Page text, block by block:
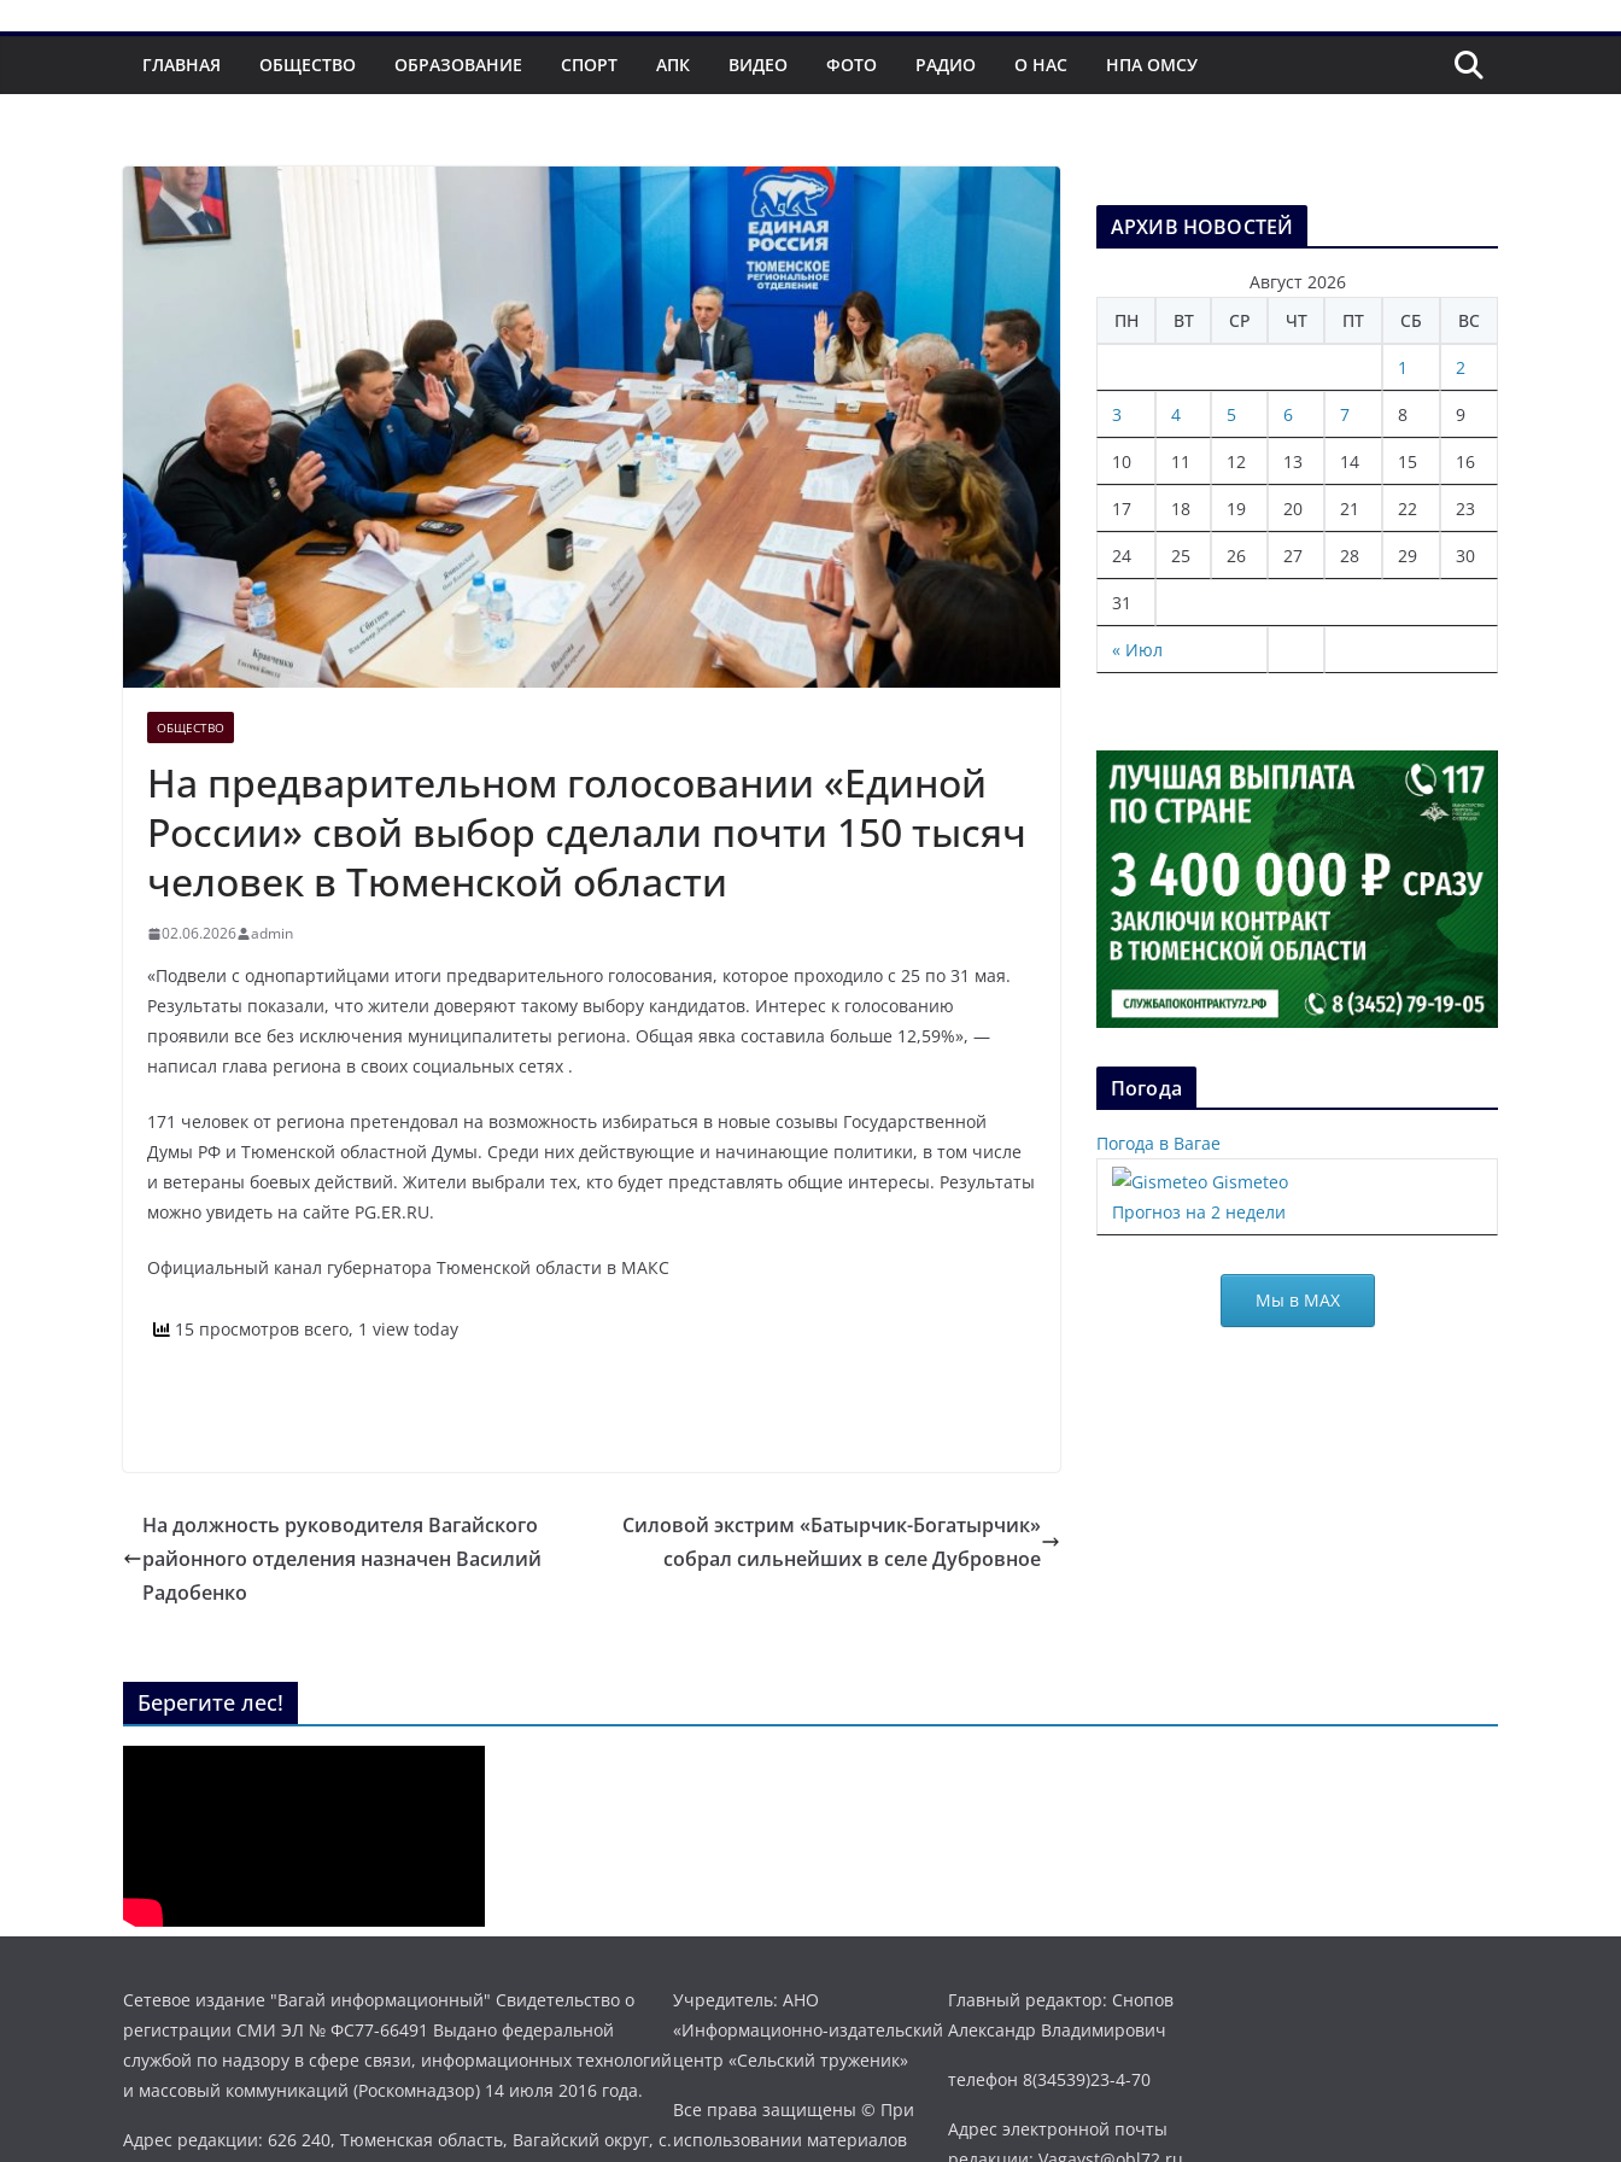
ГЛАВНАЯ ОБЩЕСТВО ОБРАЗОВАНИЕ СПОРТ АПК ВИДЕО ФОТО РАДИО О НАС НПА ОМСУ
ОБЩЕСТВО
На предварительном голосовании «Единой
России» свой выбор сделали почти 150 тысяч
человек в Тюменской области
02.06.2026 admin
«Подвели с однопартийцами итоги предварительного голосования, которое проходило с 25 по 31 мая.
Результаты показали, что жители доверяют такому выбору кандидатов. Интерес к голосованию
проявили все без исключения муниципалитеты региона. Общая явка составила больше 12,59%», —
написал глава региона в своих социальных сетях .
171 человек от региона претендовал на возможность избираться в новые созывы Государственной
Думы РФ и Тюменской областной Думы. Среди них действующие и начинающие политики, в том числе
и ветераны боевых действий. Жители выбрали тех, кто будет представлять общие интересы. Результаты
можно увидеть на сайте PG.ER.RU.
Официальный канал губернатора Тюменской области в МАКС
15 просмотров всего, 1 view today
На должность руководителя Вагайского
районного отделения назначен Василий
Радобенко
Силовой экстрим «Батырчик-Богатырчик»
собрал сильнейших в селе Дубровное
АРХИВ НОВОСТЕЙ
Август 2026
ПН
ВТ СР ЧТ ПТ СБ ВС
« Июл
1 2
3 4 5 6 7 8 9
10 11 12 13 14 15 16
17 18 19 20 21 22 23
24 25 26 27 28 29 30
31
Погода
Погода в Вагае
Gismeteo
Прогноз на 2 недели
Мы в МАХ
Берегите лес!
Сетевое издание "Вагай информационный" Свидетельство о
регистрации СМИ ЭЛ № ФС77-66491 Выдано федеральной
службой по надзору в сфере связи, информационных технологий
и массовый коммуникаций (Роскомнадзор) 14 июля 2016 года.
Адрес редакции: 626 240, Тюменская область, Вагайский округ, с.
Учредитель: АНО
«Информационно-издательский
центр «Сельский труженик»
Все права защищены © При
использовании материалов
Главный редактор: Снопов
Александр Владимирович
телефон 8(34539)23-4-70
Адрес электронной почты